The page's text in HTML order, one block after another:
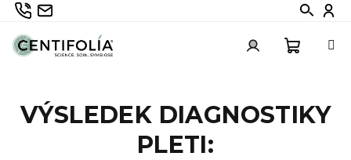
Přejít
obsah
735 336 882
info@centifolia.cz Hledat
košík
VÝSLEDEK DIAGNOSTIKY
PLETI: